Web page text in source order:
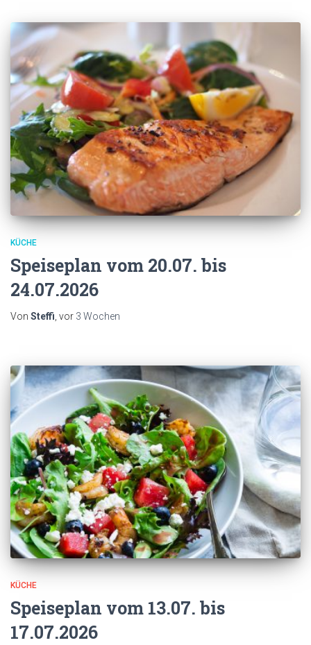
KÜCHE
Speiseplan vom 20.07. bis
24.07.2026
Von Steffi , vor 3 Wochen
KÜCHE
Speiseplan vom 13.07. bis
17.07.2026